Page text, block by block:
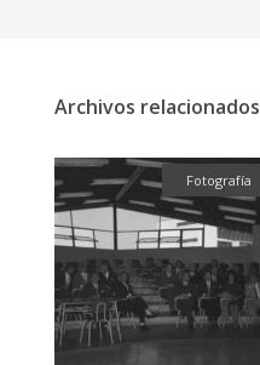
Archivos relacionados
Fotografía